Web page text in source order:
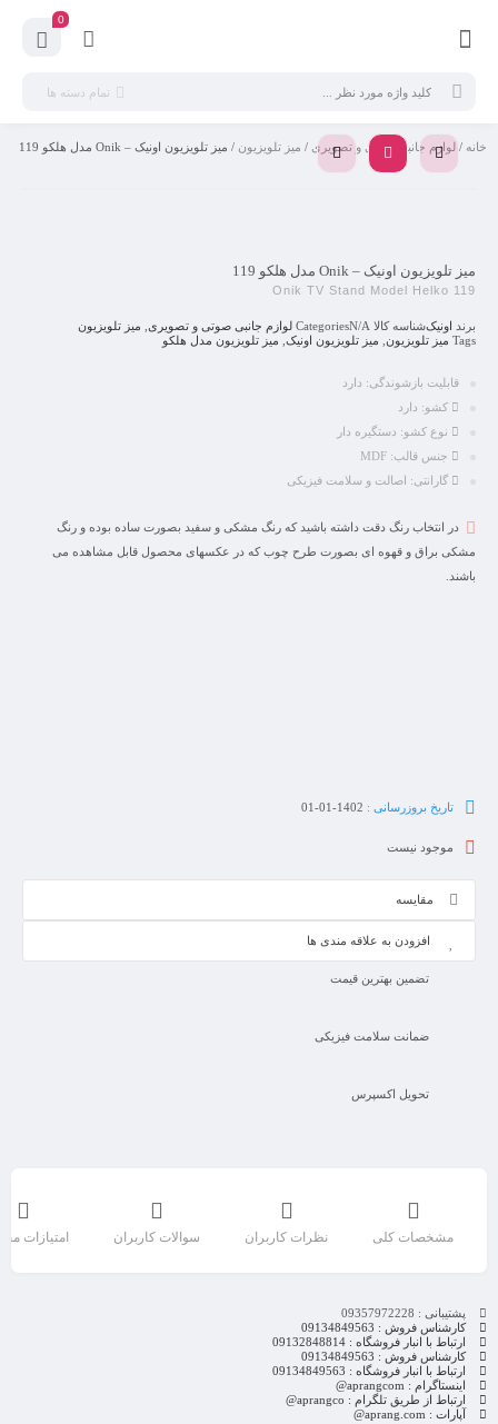
0
تمام دسته ها
خانه / لوازم جانبی صوتی و تصویری / میز تلویزیون / میز تلویزیون اونیک – Onik مدل هلکو 119
میز تلویزیون اونیک – Onik مدل هلکو 119
Onik TV Stand Model Helko 119
برند اونیکشناسه کالا N/A
Categories لوازم جانبی صوتی و تصویری میز تلویزیون
Tags میز تلویزیون میز تلویزیون اونیک میز تلویزیون مدل هلکو
قابلیت بازشوندگی: دارد
کشو: دارد
نوع کشو: دستگیره‌ دار
جنس قالب:
گارانتی: اصالت و سلامت فیزیکی
در انتخاب رنگ دقت داشته باشید که رنگ مشکی و سفید بصورت ساده بوده و رنگ
مشکی براق و قهوه ای بصورت طرح چوب که در عکسهای محصول قابل مشاهده می
باشند.
تاریخ بروزرسانی : 1402-01-01
موجود نیست
مقایسه
افزودن به علاقه مندی ها
تضمین بهترین قیمت
ضمانت سلامت فیزیکی
تحویل اکسپرس
مشخصات کلی نظرات کاربران سوالات کاربران امتیازات
پشتیبانی : 09357972228
کارشناس فروش : 09134849563
ارتباط با انبار فروشگاه : 09132848814
کارشناس فروش : 09134849563
ارتباط با انبار فروشگاه : 09134849563
اینستاگرام : aprangcom@
ارتباط از طریق تلگرام : aprangco@
آپارات : aprang.com@